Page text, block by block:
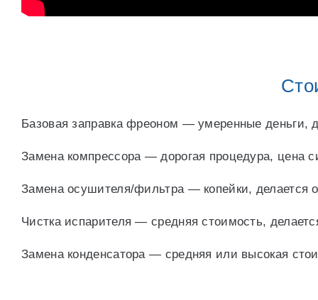
Базовая заправка фреоном — умеренные деньги,
Замена компрессора — дорогая процедура, цена
Замена осушителя/фильтра — копейки, делается
Чистка испарителя — средняя стоимость,
Замена конденсатора — средняя или высокая